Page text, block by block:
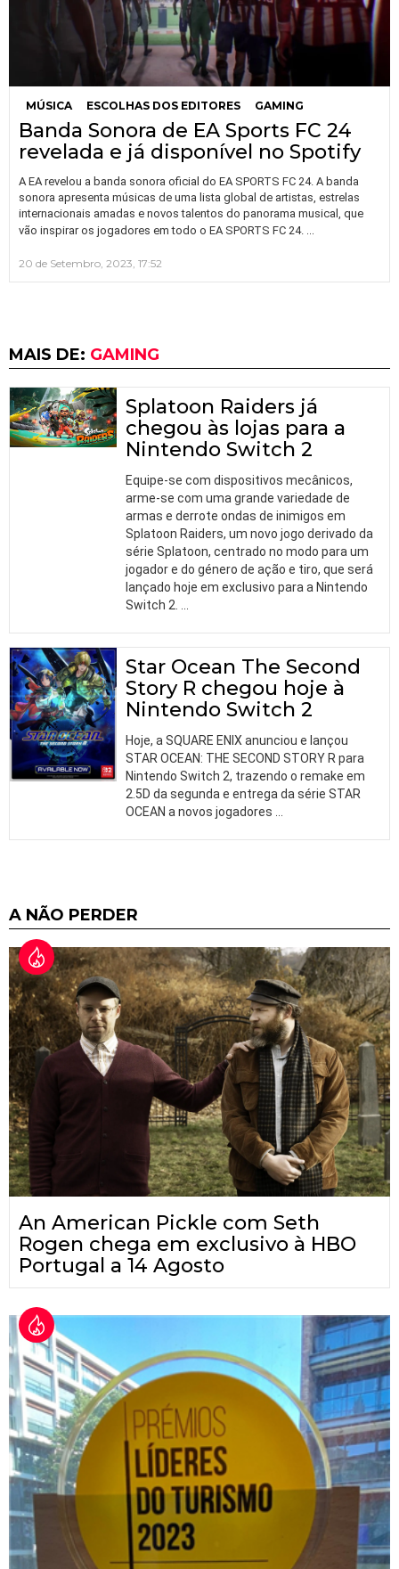
MÚSICA ESCOLHAS DOS EDITORES GAMING
Banda Sonora de EA Sports FC 24
revelada e já disponível no Spotify
A EA revelou a banda sonora oficial do EA SPORTS FC 24. A banda
sonora apresenta músicas de uma lista global de artistas, estrelas
internacionais amadas e novos talentos do panorama musical, que
vão inspirar os jogadores em todo o EA SPORTS FC 24.
20 de Setembro, 2023, 17:52
MAIS DE: GAMING
Splatoon Raiders já
chegou às lojas para a
Nintendo Switch 2
Equipe-se com dispositivos mecânicos,
arme-se com uma grande variedade de
armas e derrote ondas de inimigos em
Splatoon Raiders, um novo jogo derivado da
série Splatoon, centrado no modo para um
jogador e do género de ação e tiro, que será
lançado hoje em exclusivo para a Nintendo
Switch 2.
Star Ocean The Second
Story R chegou hoje à
Nintendo Switch 2
Hoje, a SQUARE ENIX anunciou e lançou
STAR OCEAN: THE SECOND STORY R para
Nintendo Switch 2, trazendo o remake em
2.5D da segunda e entrega da série STAR
OCEAN a novos jogadores
A NÃO PERDER
An American Pickle com Seth
Rogen chega em exclusivo à HBO
Portugal a 14 Agosto